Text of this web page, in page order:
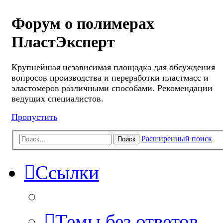
Форум о полимерах
ПластЭксперт
Крупнейшая независимая площадка для обсуждения
вопросов производства и переработки пластмасс и
эластомеров различными способами. Рекомендации
ведущих специалистов.
Пропустить
Поиск Расширенный поиск
Ссылки